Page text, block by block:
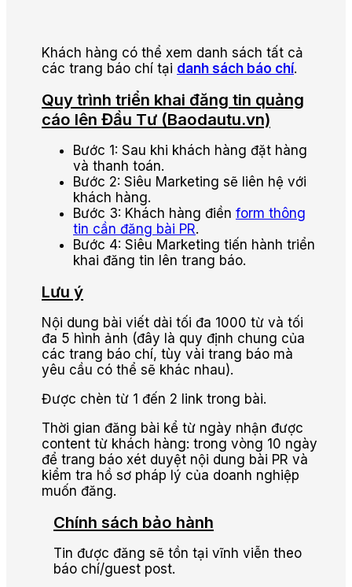
Khách hàng có thể xem danh sách tất cả
các trang báo chí tại danh sách báo chí.
Quy trình triển khai đăng tin quảng
cáo lên Đầu Tư (Baodautu.vn)
Bước 1: Sau khi khách hàng đặt hàng
và thanh toán.
Bước 2: Siêu Marketing sẽ liên hệ với
khách hàng.
Bước 3: Khách hàng điền form thông
tin cần đăng bài PR.
Bước 4: Siêu Marketing tiến hành triển
khai đăng tin lên trang báo.
Lưu ý
Nội dung bài viết dài tối đa 1000 từ và tối
đa 5 hình ảnh (đây là quy định chung của
các trang báo chí, tùy vài trang báo mà
yêu cầu có thể sẽ khác nhau).
Được chèn từ 1 đến 2 link trong bài.
Thời gian đăng bài kể từ ngày nhận được
content từ khách hàng: trong vòng 10 ngày
để trang báo xét duyệt nội dung bài PR và
kiểm tra hồ sơ pháp lý của doanh nghiệp
muốn đăng.
Chính sách bảo hành
Tin được đăng sẽ tồn tại vĩnh viễn theo
báo chí/guest post.